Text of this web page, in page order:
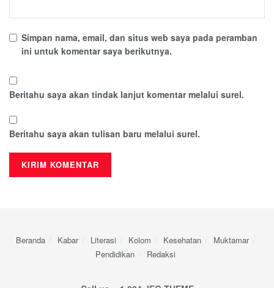
Simpan nama, email, dan situs web saya pada peramban
ini untuk komentar saya berikutnya.
Beritahu saya akan tindak lanjut komentar melalui surel.
Beritahu saya akan tulisan baru melalui surel.
Beranda Kabar Literasi Kolom Kesehatan
Muktamar
Pendidikan
Redaksi